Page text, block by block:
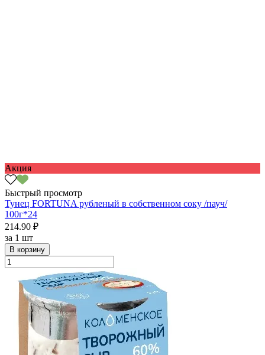
Акция
Быстрый просмотр
Тунец FORTUNA рубленый в собственном соку /пауч/
100г*24
214.90 ₽
за 1 шт
В корзину